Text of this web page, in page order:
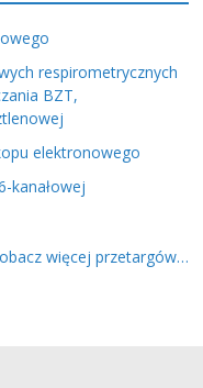
respirometrycznych
BZT,
elektronowego
kanałowej
więcej przetargów…